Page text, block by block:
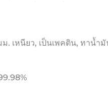
ม. เหนียว, เป็นเพคติน, ทาน้ำ